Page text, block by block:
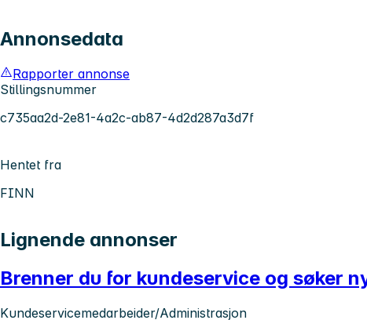
Annonsedata
Rapporter annonse
Stillingsnummer
c735aa2d-2e81-4a2c-ab87-4d2d287a3d7f
Hentet fra
FINN
Lignende annonser
Brenner du for kundeservice og søker
Kundeservicemedarbeider/Administrasjon